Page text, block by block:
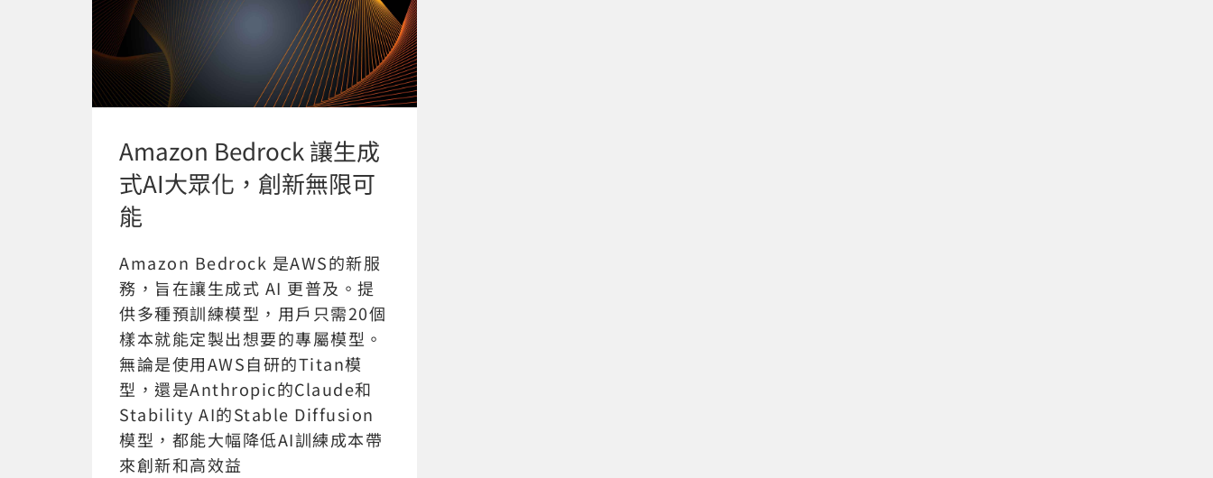
Amazon Bedrock 讓生成
式AI大眾化，創新無限可
能
Amazon Bedrock 是AWS的新服
務，旨在讓生成式 AI 更普及。提
供多種預訓練模型，用戶只需20個
樣本就能定製出想要的專屬模型。
無論是使用AWS自研的Titan模
型，還是Anthropic的Claude和
Stability AI的Stable Diffusion
模型，都能大幅降低AI訓練成本帶
來創新和高效益